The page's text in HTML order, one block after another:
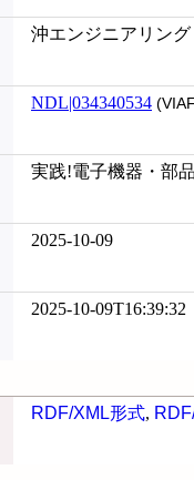
沖エンジニアリング
NDL|034340534
実践!電子機器・部
2025-10-09
2025-10-09T16:39:32
RDF/XML形式,